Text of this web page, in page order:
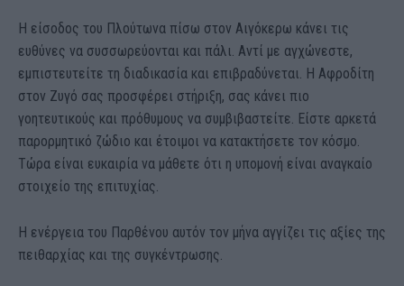
Η είσοδος του Πλούτωνα πίσω στον Αιγόκερω κάνει τις
ευθύνες να συσσωρεύονται και πάλι. Αντί με αγχώνεστε,
εμπιστευτείτε τη διαδικασία και επιβραδύνεται. Η Αφροδίτη
στον Ζυγό σας προσφέρει στήριξη, σας κάνει πιο
γοητευτικούς και πρόθυμους να συμβιβαστείτε. Είστε αρκετά
παρορμητικό ζώδιο και έτοιμοι να κατακτήσετε τον κόσμο.
Τώρα είναι ευκαιρία να μάθετε ότι η υπομονή είναι αναγκαίο
στοιχείο της επιτυχίας.
Η ενέργεια του Παρθένου αυτόν τον μήνα αγγίζει τις αξίες της
πειθαρχίας και της συγκέντρωσης.